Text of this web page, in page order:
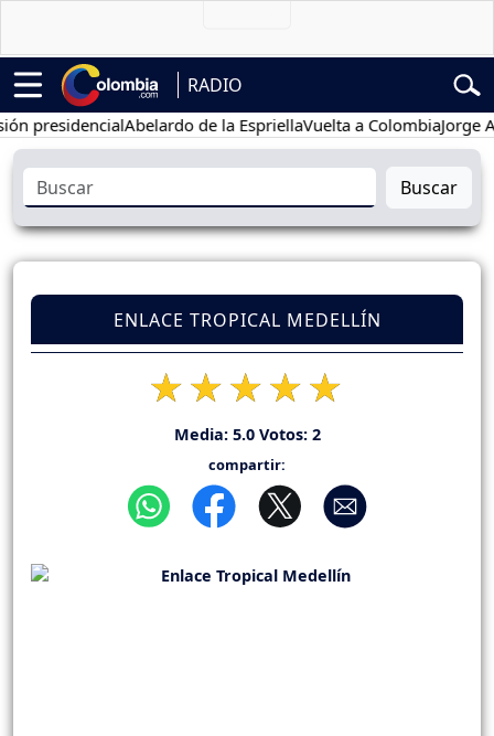
RADIO
Abelardo de la EspriellaVuelta a ColombiaJorge
Buscar
ENLACE TROPICAL MEDELLÍN
Media: 5.0Votos: 2
compartir: